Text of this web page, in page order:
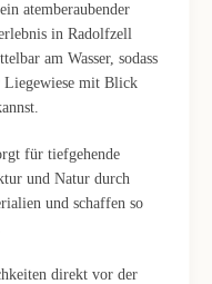
atemberaubender
in Radolfzell
am Wasser, sodass
Liegewiese mit Blick
für tiefgehende
und Natur durch
und schaffen so
direkt vor der